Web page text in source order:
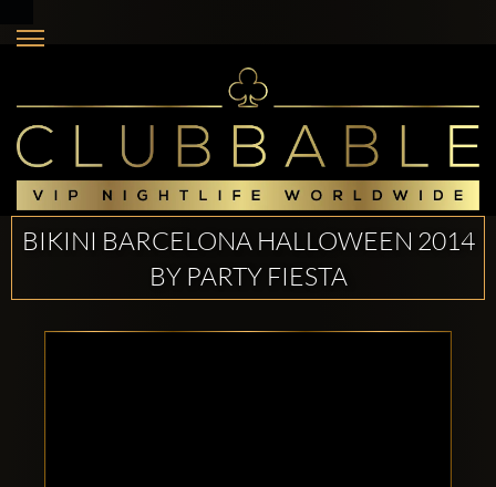
BIKINI BARCELONA HALLOWEEN 2014
BY PARTY FIESTA